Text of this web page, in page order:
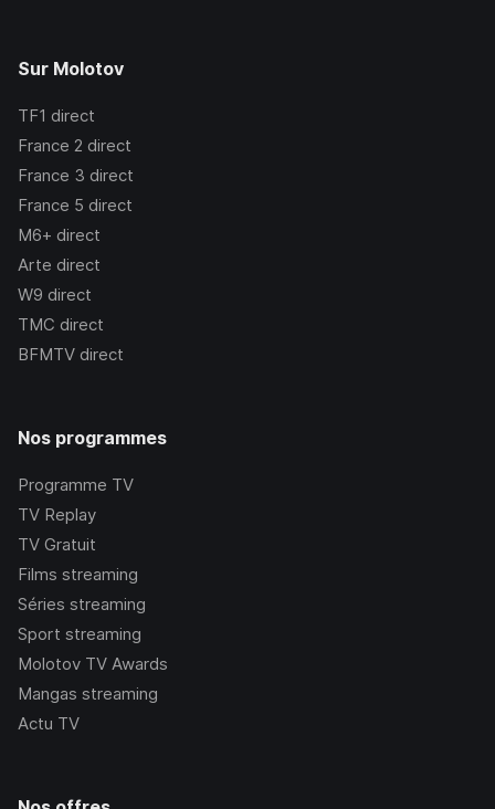
Sur Molotov
TF1 direct
France 2 direct
France 3 direct
France 5 direct
M6+ direct
Arte direct
W9 direct
TMC direct
BFMTV direct
Nos programmes
Programme TV
TV Replay
TV Gratuit
Films streaming
Séries streaming
Sport streaming
Molotov TV Awards
Mangas streaming
Actu TV